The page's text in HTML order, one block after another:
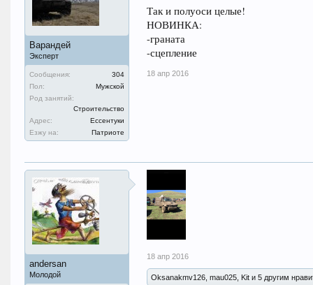
Варандей
Эксперт
Сообщения:
304
Пол:
Мужской
Род занятий:
Строительство
Адрес:
Ессентуки
Езжу на:
Патриоте
Так и полуоси целые!
НОВИНКА:
-граната
-сцепление
18 апр 2016
andersan
Молодой
18 апр 2016
Oksanakmv126, mau025, Kit и 5 другим